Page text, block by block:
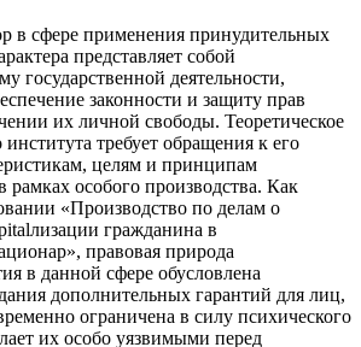
в сфере применения принудительных
представляет собой
государственной деятельности,
законности и защиту прав
их личной свободы. Теоретическое
требует обращения к его
целям и принципам
особого производства. Как
«Производство по делам о
гражданина в
правовая природа
в данной сфере обусловлена
дополнительных гарантий для лиц,
ограничена в силу психического
их особо уязвимыми перед